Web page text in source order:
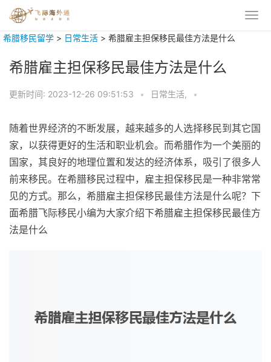
希腊移民留学 > 日常生活 > 希腊雇主担保移民最佳方法是什么
希腊雇主担保移民最佳方法是什么
更新时间: 2023-12-26 09:51:53 • 日常生活, •
随着世界经济的不断发展，越来越多的人选择移民到其它国
家，以获得更好的生活和职业机会。而希腊作为一个美丽的
国家，其良好的地理位置和发达的经济体系，吸引了很多人
前来移民。在希腊移民过程中，雇主担保移民是一种非常常
见的方式。那么，希腊雇主担保移民最佳方法是什么呢？下
面希腊飞际移民小编为大家介绍下希腊雇主担保移民最佳方
法是什么